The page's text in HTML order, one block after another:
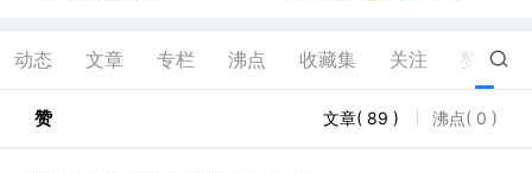
动态 文章 专栏 沸点 收藏集 关注 赞 89
赞 文章( 89 ) 沸点( 0 )